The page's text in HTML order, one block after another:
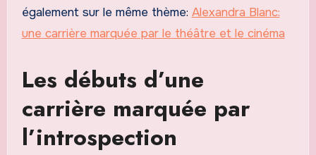
également sur le même thème: Alexandra Blanc:
une carrière marquée par le théâtre et le cinéma
Les débuts d’une
carrière marquée par
l’introspection